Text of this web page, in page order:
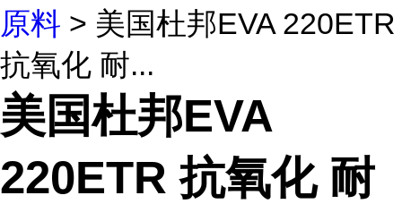
原料 > 美国杜邦EVA 220ETR
抗氧化 耐...
美国杜邦EVA
220ETR 抗氧化 耐